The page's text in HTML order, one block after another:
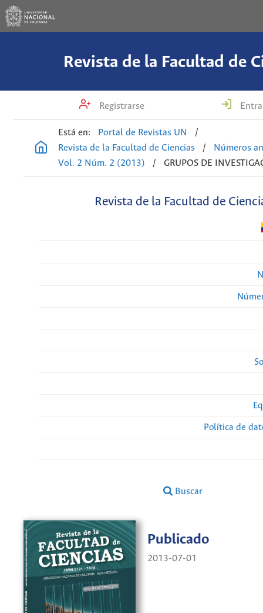
Revista de la Facultad de
Registrarse
Está en: Portal de Revistas UN
/
Revista de la Facultad de Ciencias
/
Números
Vol. 2 Núm. 2 (2013)
/ GRUPOS DE
Revista de la Facultad de
Política de
Buscar
Publicado
2013-07-01